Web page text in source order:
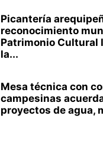
Picantería
reconocimiento
Patrimonio Cultural
la...
Mesa técnica con
campesinas
proyectos de agua,